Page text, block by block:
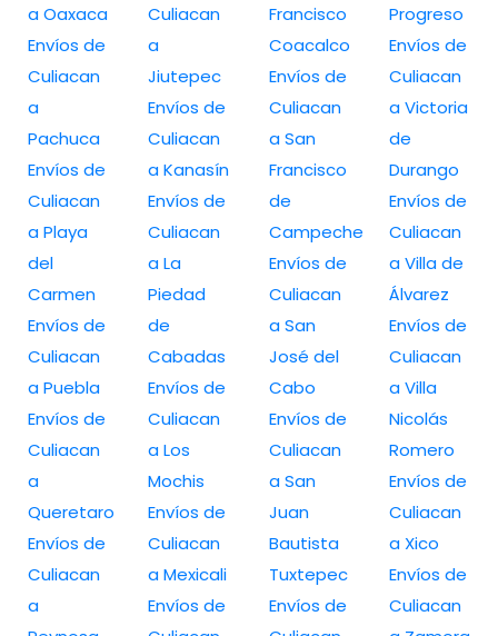
a Oaxaca
Envíos de
Culiacan
a
Pachuca
Envíos de
Culiacan
a Playa
del
Carmen
Envíos de
Culiacan
a Puebla
Envíos de
Culiacan
a
Queretaro
Envíos de
Culiacan
a
Culiacan
a
Jiutepec
Envíos de
Culiacan
a Kanasín
Envíos de
Culiacan
a La
Piedad
de
Cabadas
Envíos de
Culiacan
a Los
Mochis
Envíos de
Culiacan
a Mexicali
Envíos de
Francisco
Coacalco
Envíos de
Culiacan
a San
Francisco
de
Campeche
Envíos de
Culiacan
a San
José del
Cabo
Envíos de
Culiacan
a San
Juan
Bautista
Tuxtepec
Envíos de
Progreso
Envíos de
Culiacan
a Victoria
de
Durango
Envíos de
Culiacan
a Villa de
Álvarez
Envíos de
Culiacan
a Villa
Nicolás
Romero
Envíos de
Culiacan
a Xico
Envíos de
Culiacan